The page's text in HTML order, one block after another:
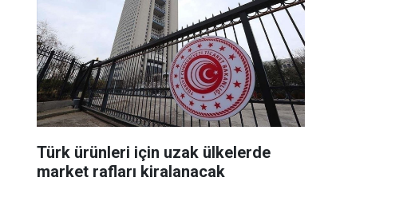
Türk ürünleri için uzak ülkelerde
market rafları kiralanacak